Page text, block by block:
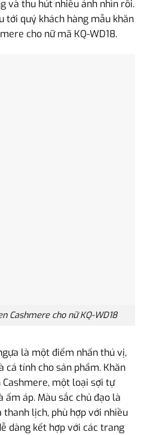
và thu hút nhiều ánh nhìn rồi.
tới quý khách hàng mẫu khăn
cho nữ mã KQ-WD18.
Cashmere cho nữ KQ-WD18
là một điểm nhấn thú vị,
cá tính cho sản phẩm. Khăn
một loại sợi tự
áp. Màu sắc chủ đạo là
lịch, phù hợp với nhiều
dàng kết hợp với các trang